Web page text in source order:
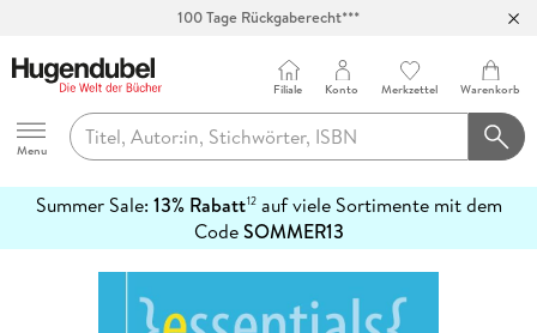
100 Tage Rückgaberecht***
Hugendubel
Menu
Filiale Konto Merkzettel Warenkorb
Summer Sale: 13% Rabatt12auf viele Sortimente mit dem
CodeSOMMER13
erfahren